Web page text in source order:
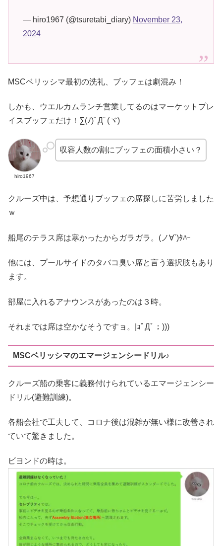
— hiro1967 (@tsuretabi_diary) November 23,
2024
MSCベリッシマ最初の洗礼、ブッフェは劇混み！
しかも、ウエルカムランチ営業してるのはマーケットプレ
イスブッフェだけ！∑(ﾉ)ﾟДﾟ(ヾ)
hiro1967
収容人数の割にブッフェの面積小さい？
クルーズ中は、予想通りブッフェの席探しに苦労しました
ｗ
船尾のテラス席は寒かったからガラガラ。(ノ∀`)ﾀﾊｰ
他には、プールサイドのタバコ臭い席と言う選択肢もあり
ます。
部屋に入れるアナウンスがあったのは３時。
それまでは席は空かなそうですョ。|ｮﾟДﾟ；)))
MSCベリッシマのエマージェンシードリル♪
クルーズ船の乗客に義務付けられているエマージェンシー
ドリル(避難訓練)。
各船会社で工夫して、コロナ後は混雑が無い様に改善され
ていて驚きました。
ビヨンドの時は。